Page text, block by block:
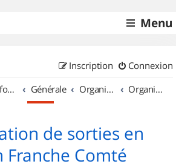
Menu
Connexion
Inscription
Accueil forum Générale Organisation de sorties & Recherche de partenaires Organisation de sorties en région Franche Comté
de sorties en
Franche Comté